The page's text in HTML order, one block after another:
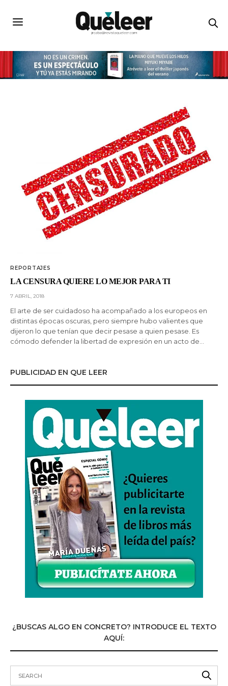
REPORTAJES
LA CENSURA QUIERE LO MEJOR PARA TI
7 ABRIL, 2018
El arte de ser cuidadoso ha acompañado a los europeos en
distintas épocas oscuras, pero siempre hubo valientes que
dijeron lo que tenían que decir pesase a quien pesase. Es
cómodo defender la libertad de expresión en un acto de…
PUBLICIDAD EN QUE LEER
¿BUSCAS ALGO EN CONCRETO? INTRODUCE EL TEXTO
AQUÍ: